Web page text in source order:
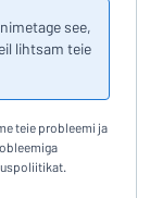
see,
lihtsam teie
teie probleemi ja